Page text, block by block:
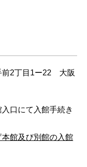
前2丁目1ー22 大阪
口にて入館手続き
本館及び別館の入館